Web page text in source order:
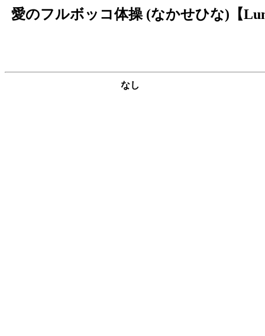
愛のフルボッコ体操 (なかせひな)【
なし